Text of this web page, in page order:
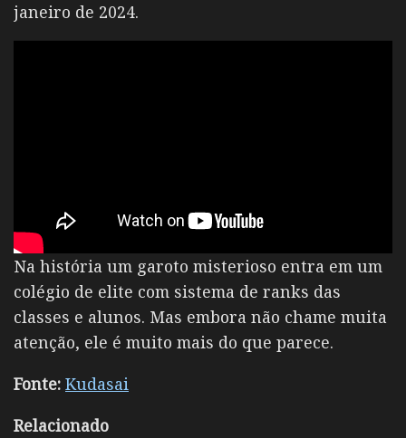
janeiro de 2024.
Na história um garoto misterioso entra em um
colégio de elite com sistema de ranks das
classes e alunos. Mas embora não chame muita
atenção, ele é muito mais do que parece.
Fonte: Kudasai
Relacionado